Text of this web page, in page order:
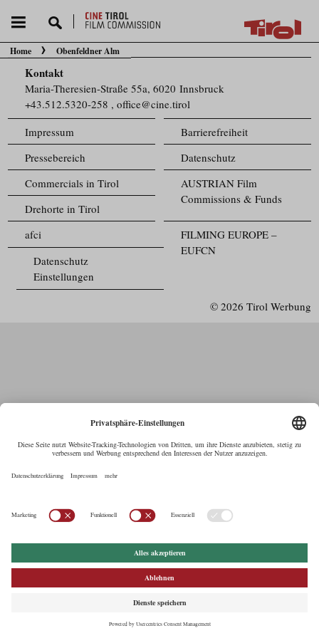
Sie befinden sich hier:
Home Obenfeldner Alm
Kontakt
Maria-Theresien-Straße 55a, 6020 Innsbruck
+43.512.5320-258 ,office@cine.tirol
Impressum
Barrierefreiheit
Pressebereich
Datenschutz
Commercials in Tirol
AUSTRIAN Film
Commissions & Funds
Drehorte in Tirol
FILMING EUROPE –
EUFCN
afci
Datenschutz
Einstellungen
© 2026 Tirol Werbung